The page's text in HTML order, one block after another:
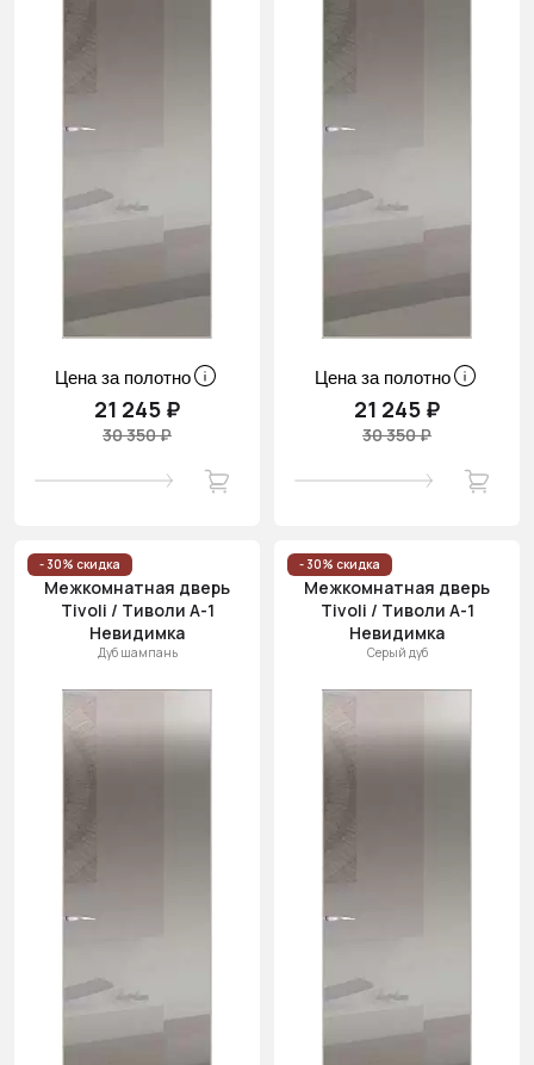
Цена за полотно
21 245 ₽
30 350 ₽
Цена за полотно
21 245 ₽
30 350 ₽
- 30% скидка
Межкомнатная дверь
Tivoli / Тиволи А-1
Невидимка
Дуб шампань
- 30% скидка
Межкомнатная дверь
Tivoli / Тиволи А-1
Невидимка
Серый дуб